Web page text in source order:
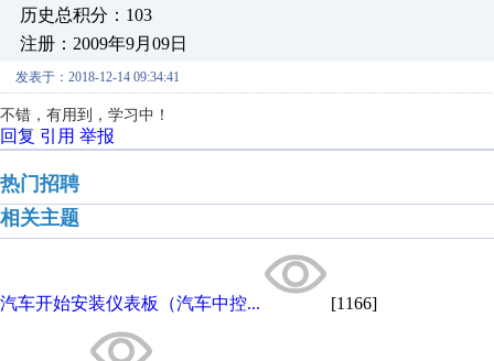
历史总积分：103
注册：2009年9月09日
发表于：2018-12-14 09:34:41
不错，有用到，学习中！
回复 引用 举报
热门招聘
相关主题
汽车开始安装仪表板（汽车中控... [1166]